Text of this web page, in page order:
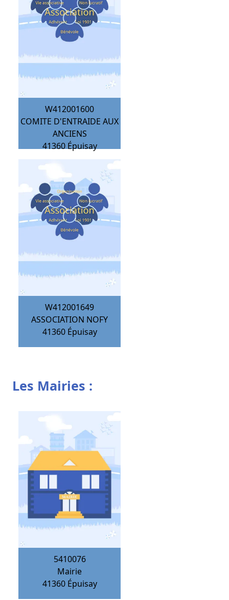
W412001600
COMITE D'ENTRAIDE AUX
ANCIENS
41360 Épuisay
W412001649
ASSOCIATION NOFY
41360 Épuisay
Les Mairies :
5410076
Mairie
41360 Épuisay